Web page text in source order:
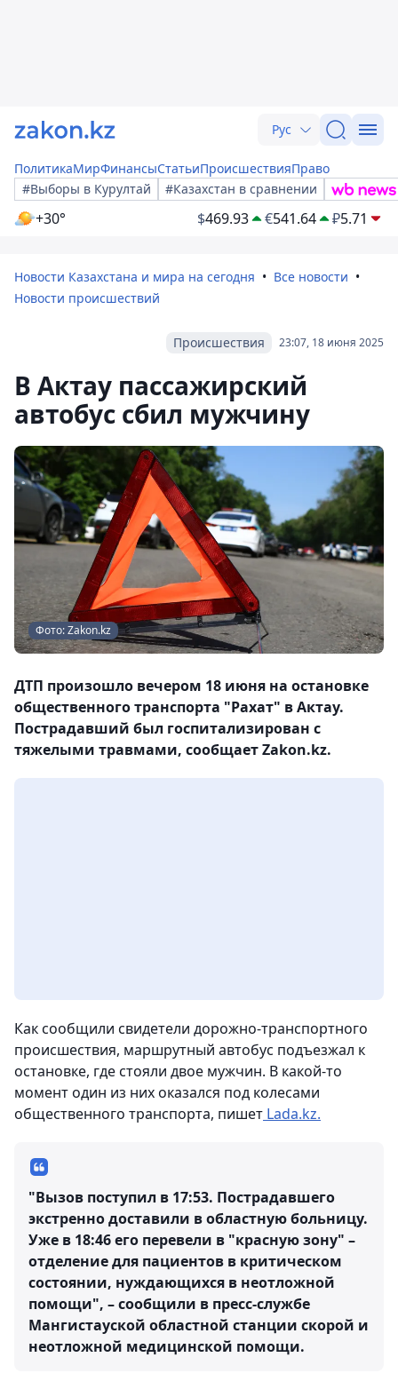
Рус
ПолитикаМирФинансыСтатьиПроисшествияПраво
#Выборы в Курултай
#Казахстан в сравнении
+30° $469.93 €541.64 ₽5.71
Новости Казахстана и мира на сегодня
Все новости
Новости происшествий
23:07, 18 июня 2025
Происшествия
В Актау пассажирский
автобус сбил мужчину
Фото: Zakon.kz
ДТП произошло вечером 18 июня на остановке
общественного транспорта "Рахат" в Актау.
Пострадавший был госпитализирован с
тяжелыми травмами, сообщает Zakon.kz.
Как сообщили свидетели дорожно-транспортного
происшествия, маршрутный автобус подъезжал к
остановке, где стояли двое мужчин. В какой-то
момент один из них оказался под колесами
общественного транспорта, пишет Lada.kz.
"Вызов поступил в 17:53. Пострадавшего
экстренно доставили в областную больницу.
Уже в 18:46 его перевели в "красную зону" –
отделение для пациентов в критическом
состоянии, нуждающихся в неотложной
помощи", – сообщили в пресс-службе
Мангистауской областной станции скорой и
неотложной медицинской помощи.